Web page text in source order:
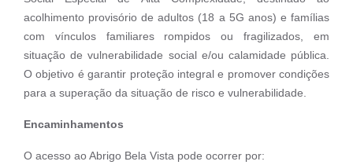
acolhimento provisório de adultos (18 a 5G anos) e famílias
com vínculos familiares rompidos ou fragilizados, em
situação de vulnerabilidade social e/ou calamidade pública.
O objetivo é garantir proteção integral e promover condições
para a superação da situação de risco e vulnerabilidade.
Encaminhamentos
O acesso ao Abrigo Bela Vista pode ocorrer por: